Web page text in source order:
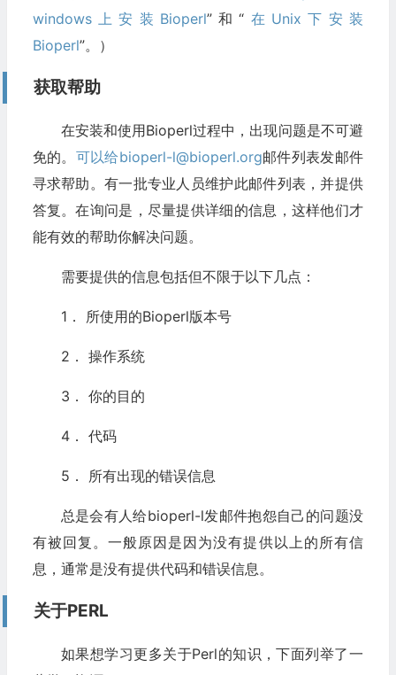
windows上安装Bioperl”和“ 在Unix下安装
Bioperl”。）
获取帮助
在安装和使用Bioperl过程中，出现问题是不可避
免的。 可以给bioperl-l@bioperl.org邮件列表发邮件
寻求帮助。有一批专业人员维护此邮件列表，并提供
答复。在询问是，尽量提供详细的信息，这样他们才
能有效的帮助你解决问题。
需要提供的信息包括但不限于以下几点：
1． 所使用的Bioperl版本号
2． 操作系统
3． 你的目的
4． 代码
5． 所有出现的错误信息
总是会有人给bioperl-l发邮件抱怨自己的问题没
有被回复。一般原因是因为没有提供以上的所有信
息，通常是没有提供代码和错误信息。
关于PERL
如果想学习更多关于Perl的知识，下面列举了一